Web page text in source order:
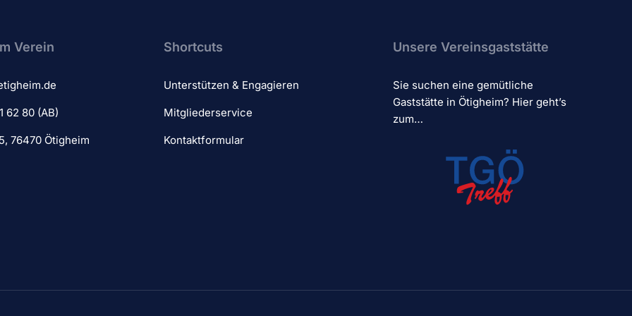
Verein​
62 80 (AB)
76470 Ötigheim
Shortcuts
Unterstützen & Engagieren
Mitgliederservice
Kontaktformular
Unsere Vereinsgaststätte
Sie suchen eine gemütliche
Gaststätte in Ötigheim? Hier geht’s
zum…